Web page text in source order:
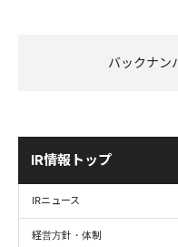
バックナ
IR情報トップ
IRニュース
経営方針・体制